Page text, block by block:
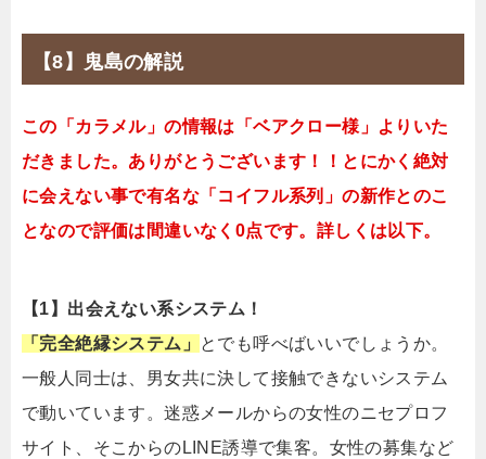
【8】鬼島の解説
この「カラメル」の情報は「ベアクロー様」よりいた
だきました。ありがとうございます！！とにかく絶対
に会えない事で有名な「コイフル系列」の新作とのこ
となので評価は間違いなく0点です。詳しくは以下。
【1】出会えない系システム！
「完全絶縁システム」
とでも呼べばいいでしょうか。
一般人同士は、男女共に決して接触できないシステム
で動いています。迷惑メールからの女性のニセプロフ
サイト、そこからのLINE誘導で集客。女性の募集など